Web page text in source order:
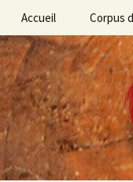
Aller
contenu
principal
Accueil Corpus